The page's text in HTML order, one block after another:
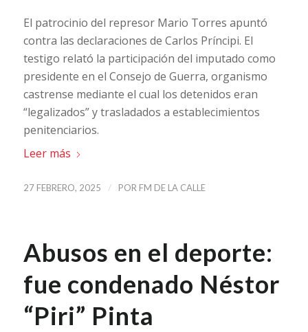
El patrocinio del represor Mario Torres apuntó
contra las declaraciones de Carlos Príncipi. El
testigo relató la participación del imputado como
presidente en el Consejo de Guerra, organismo
castrense mediante el cual los detenidos eran
“legalizados” y trasladados a establecimientos
penitenciarios.
Leer más
27 FEBRERO, 2025 / POR FM DE LA CALLE
Abusos en el deporte:
fue condenado Néstor
“Piri” Pinta